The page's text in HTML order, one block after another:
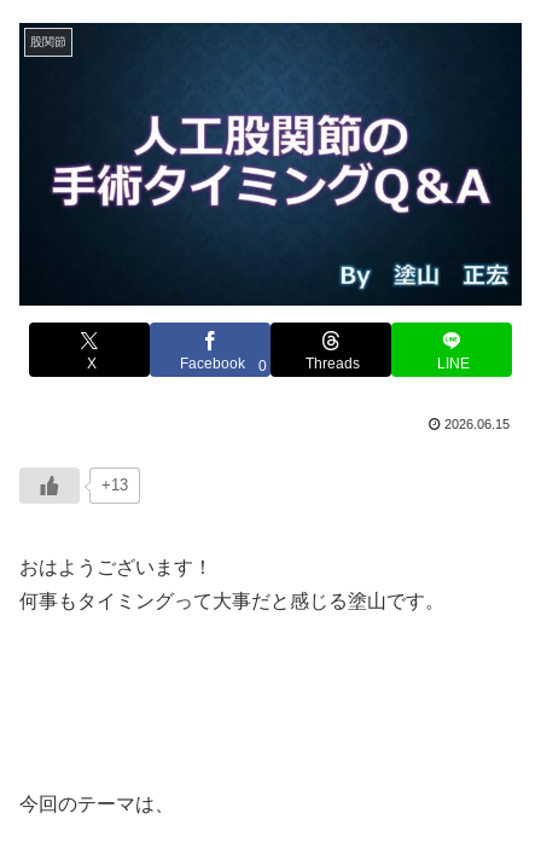
股関節
X Facebook 0 Threads LINE
2026.06.15
+13
おはようございます！
何事もタイミングって大事だと感じる塗山です。
今回のテーマは、